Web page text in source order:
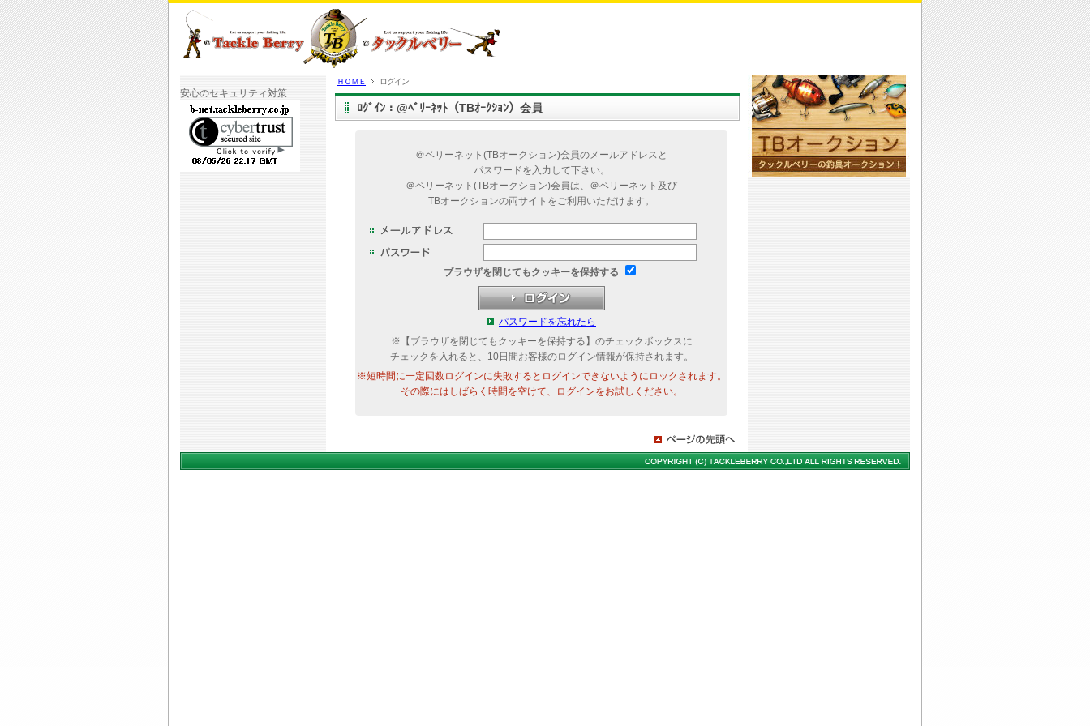
ＨＯＭＥ ログイン
ﾛｸﾞｲﾝ：@ﾍﾞﾘｰﾈｯﾄ（TBｵｰｸｼｮﾝ）会員
＠ベリーネット(TBオークション)会員のメールアドレスと
パスワードを入力して下さい。
＠ベリーネット(TBオークション)会員は、＠ベリーネット及び
TBオークションの両サイトをご利用いただけます。
パスワードを忘れたら
※【ブラウザを閉じてもクッキーを保持する】のチェックボックスに
チェックを入れると、10日間お客様のログイン情報が保持されます。
※短時間に一定回数ログインに失敗するとログインできないようにロックされます。
その際にはしばらく時間を空けて、ログインをお試しください。
ブラウザを閉じてもクッキーを保持する
安心のセキュリティ対策